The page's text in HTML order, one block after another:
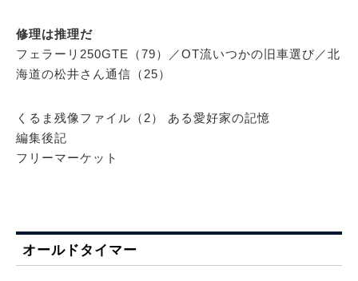
修理は推理だ
フェラーリ250GTE（79）／OT流いつかの旧車選び／北
海道の松井さん通信（25）
くるま残像ファイル（2） ある愛好家の記憶
編集後記
フリーマーケット
オールドタイマー